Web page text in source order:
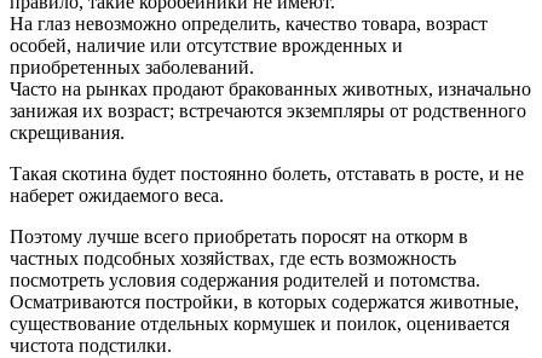
На глаз невозможно определить, качество товара, возраст
особей, наличие или отсутствие врожденных и
приобретенных заболеваний.
Часто на рынках продают бракованных животных, изначально
занижая их возраст; встречаются экземпляры от родственного
скрещивания.
Такая скотина будет постоянно болеть, отставать в росте, и не
наберет ожидаемого веса.
Поэтому лучше всего приобретать поросят на откорм в
частных подсобных хозяйствах, где есть возможность
посмотреть условия содержания родителей и потомства.
Осматриваются постройки, в которых содержатся животные,
существование отдельных кормушек и поилок, оценивается
чистота подстилки.